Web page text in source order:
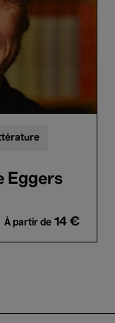
Eggers
À partir de 14 €